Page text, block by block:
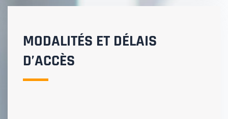
MODALITÉS ET DÉLAIS
D’ACCÈS